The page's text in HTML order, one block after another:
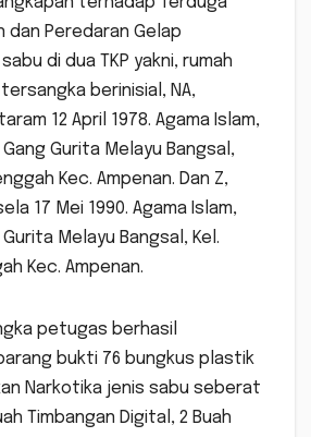
dan Peredaran Gelap
di dua TKP yakni, rumah
berinisial, NA,
12 April 1978. Agama Islam,
Gang Gurita Melayu Bangsal,
Kec. Ampenan. Dan Z,
17 Mei 1990. Agama Islam,
Gurita Melayu Bangsal, Kel.
Kec. Ampenan.
petugas berhasil
bukti 76 bungkus plastik
Narkotika jenis sabu seberat
Timbangan Digital, 2 Buah